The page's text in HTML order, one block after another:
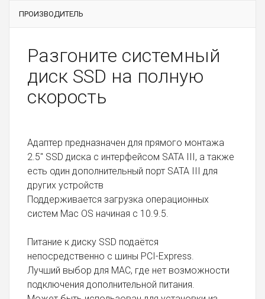
ПРОИЗВОДИТЕЛЬ
Разгоните системный
диск SSD на полную
скорость
Адаптер предназначен для прямого монтажа
2.5" SSD диска с интерфейсом SATA III, а также
есть один дополнительный порт SATA III для
других устройств
Поддерживается загрузка операционных
систем Mac OS начиная с 10.9.5.
Питание к диску SSD подаётся
непосредственно с шины PCI-Express.
Лучший выбор для MAC, где нет возможности
подключения дополнительной питания.